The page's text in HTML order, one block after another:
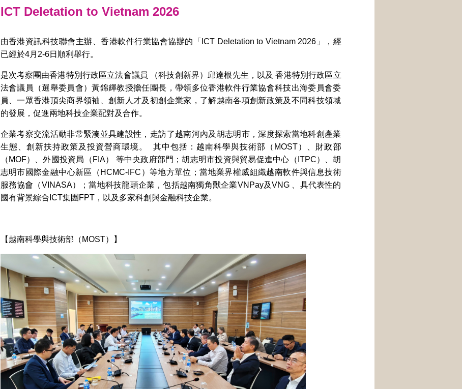
ICT Deletation to Vietnam 2026
由香港資訊科技聯會主辦、香港軟件行業協會協辦的「ICT Deletation to Vietnam 2026」，經
已經於4月2-6日順利舉行。
是次考察團由香港特別行政區立法會議員 （科技創新界）邱達根先生，以及 香港特別行政區立
法會議員（選舉委員會）黃錦輝教授擔任團長，帶領多位香港軟件行業協會科技出海委員會委
員、一眾香港頂尖商界領袖、創新人才及初創企業家，了解越南各項創新政策及不同科技領域
的發展，促進兩地科技企業配對及合作。
企業考察交流活動非常緊湊並具建設性，走訪了越南河內及胡志明市，深度探索當地科創產業
生態、創新扶持政策及投資營商環境。 其中包括：越南科學與技術部（MOST）、財政部
（MOF）、外國投資局（FIA） 等中央政府部門；胡志明市投資與貿易促進中心（ITPC）、胡
志明市國際金融中心新區（HCMC-IFC）等地方單位；當地業界權威組織越南軟件與信息技術
服務協會（VINASA）；當地科技龍頭企業，包括越南獨角獸企業VNPay及VNG 、具代表性的
國有背景綜合ICT集團FPT，以及多家科創與金融科技企業。
【越南科學與技術部（MOST）】